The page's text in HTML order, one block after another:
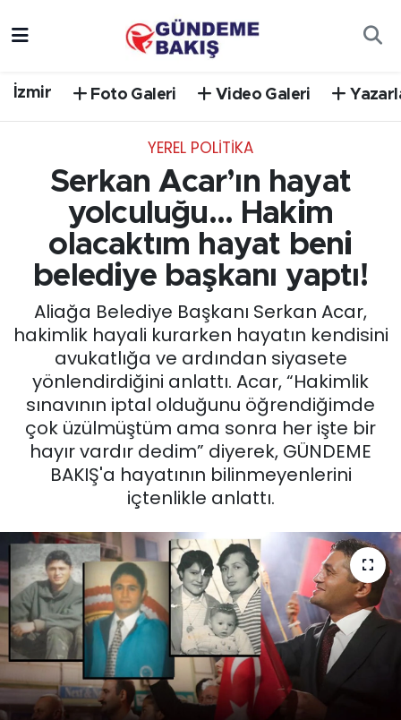
İzmir Foto Galeri Video Galeri
YEREL POLİTİKA
Serkan Acar’ın hayat
yolculuğu… Hakim
olacaktım hayat beni
belediye başkanı yaptı!
Aliağa Belediye Başkanı Serkan Acar,
hakimlik hayali kurarken hayatın kendisini
avukatlığa ve ardından siyasete
yönlendirdiğini anlattı. Acar, “Hakimlik
sınavının iptal olduğunu öğrendiğimde
çok üzülmüştüm ama sonra her işte bir
hayır vardır dedim” diyerek, GÜNDEME
BAKIŞ'a hayatının bilinmeyenlerini
içtenlikle anlattı.
EGE
EĞİTİM
EKONOMİ
English News
GÜNCEL
KÜLTÜR SANAT
MAGAZİN
SAĞLIK
Siyaset
SPOR
TEKNOLOJİ
Trafik Durumu
Süper Lig Puan Durumu ve Fikstür
Tüm Manşetler
Son Dakika Haberleri
Haber Arşivi